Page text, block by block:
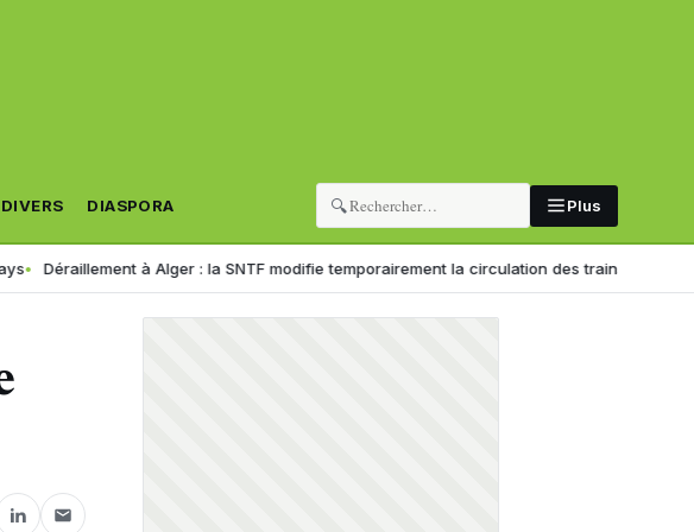
DIASPORA 🔍 Plus
à Alger : la SNTF modifie temporairement la circulation des trains Formation